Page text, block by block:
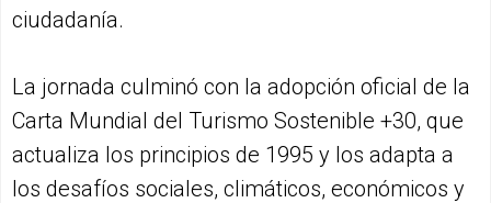
ciudadanía.
La jornada culminó con la adopción oficial de la
Carta Mundial del Turismo Sostenible +30, que
actualiza los principios de 1995 y los adapta a
los desafíos sociales, climáticos, económicos y